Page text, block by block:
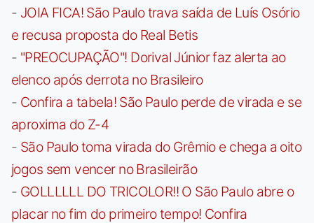
- JOIA FICA! São Paulo trava saída de Luís Osório
e recusa proposta do Real Betis
- "PREOCUPAÇÃO"! Dorival Júnior faz alerta ao
elenco após derrota no Brasileiro
- Confira a tabela! São Paulo perde de virada e se
aproxima do Z-4
- São Paulo toma virada do Grêmio e chega a oito
jogos sem vencer no Brasileirão
- GOLLLLLL DO TRICOLOR!! O São Paulo abre o
placar no fim do primeiro tempo! Confira